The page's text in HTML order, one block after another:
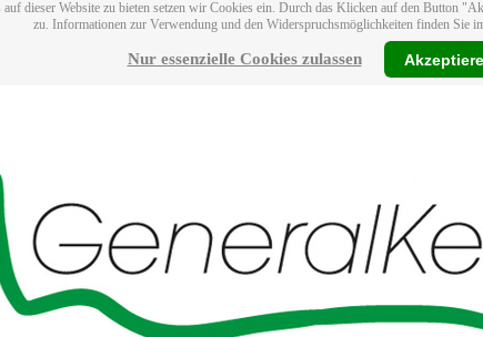
dieser Website zu bieten setzen wir Cookies ein. Durch das Klicken auf den Button
zu. Informationen zur Verwendung und den Widerspruchsmöglichkeiten finden Sie
Nur essenzielle Cookies zulassen